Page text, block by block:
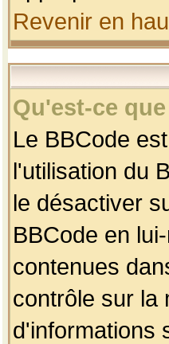
Revenir en
Qu'est-ce
Le BBCode
l'utilisation du
le désactiver
BBCode en
contenues
contrôle sur la
d'informations